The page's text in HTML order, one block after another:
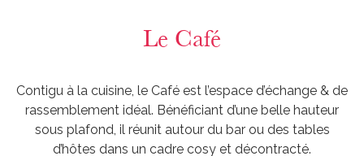
Le Café
Contigu à la cuisine, le Café est l’espace d’échange & de
rassemblement idéal. Bénéficiant d’une belle hauteur
sous plafond, il réunit autour du bar ou des tables
d’hôtes dans un cadre cosy et décontracté.